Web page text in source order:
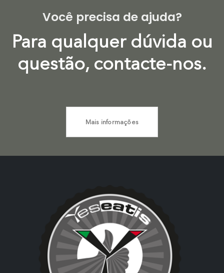
Você precisa de ajuda?
Para qualquer dúvida ou
questão, contacte-nos.
Mais informações